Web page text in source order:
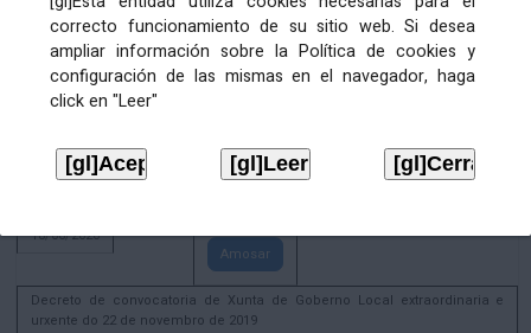
correcto funcionamiento de su sitio web. Si desea
ampliar información sobre la Política de cookies y
configuración de las mismas en el navegador, haga
click en "Leer"
28/12/2020
Amosar
ACTIVIDADE CORPORATIVA. Extracto do Pleno ordinario de data 2.7.2020
ACTIVIDADE CORPORATIVA. Extracto da Xunta de Goberno Local de 17 de
18/06/2020
Amosar
Decreto de convocatoria de Xunta de Goberno Local extraordinaria e
urxente do 22 de novembro de 2019